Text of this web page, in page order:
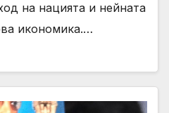
на нацията и нейната
икономика.…